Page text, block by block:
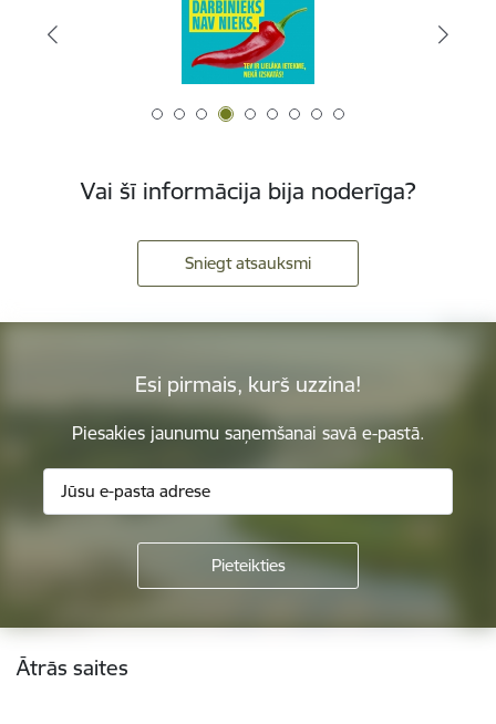
Vai šī informācija bija noderīga?
Sniegt atsauksmi
Esi pirmais, kurš uzzina!
Piesakies jaunumu saņemšanai savā e-pastā.
Kājene
Ātrās saites